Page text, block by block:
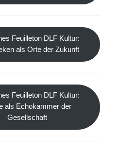
Feuilleton DLF Kultur:
als Orte der Zukunft
Feuilleton DLF Kultur:
als Echokammer der
Gesellschaft